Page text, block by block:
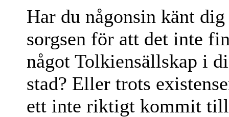
Har du någonsin känt dig
sorgsen för att det inte
något Tolkiensällskap i
stad? Eller trots
ett inte riktigt kommit